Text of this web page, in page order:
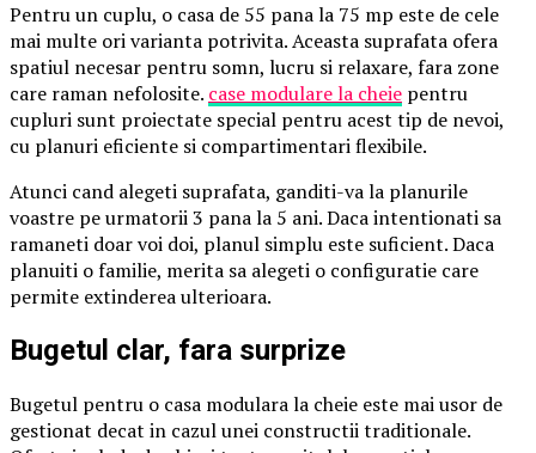
Pentru un cuplu, o casa de 55 pana la 75 mp este de cele
mai multe ori varianta potrivita. Aceasta suprafata ofera
spatiul necesar pentru somn, lucru si relaxare, fara zone
care raman nefolosite. case modulare la cheie pentru
cupluri sunt proiectate special pentru acest tip de nevoi,
cu planuri eficiente si compartimentari flexibile.
Atunci cand alegeti suprafata, ganditi-va la planurile
voastre pe urmatorii 3 pana la 5 ani. Daca intentionati sa
ramaneti doar voi doi, planul simplu este suficient. Daca
planuiti o familie, merita sa alegeti o configuratie care
permite extinderea ulterioara.
Bugetul clar, fara surprize
Bugetul pentru o casa modulara la cheie este mai usor de
gestionat decat in cazul unei constructii traditionale.